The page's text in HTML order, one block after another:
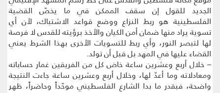
الجديد للقول إن سقف الممكن في ما يخصّ القضية
الفلسطينية هو ربط النزاع ووضع قواعد الاشتباك، لأن أي
تسوية يراد منها ضمان أمن الكيان والأخذ برؤيته للقدس لا فرصة
لها لتبصر النور، وأي ربط للتسويات الأخرى بهذا الشرط يعني
القضاء عليها في المهد بل قبل أن تولد.
– خلال أربع وعشرين ساعة خاض كل من الفريقين غمار حساباته
ومعادلاته وما أعدّ لها، وخلال أربع وعشرين ساعة جاءت النتيجة
واضحة، فبقدر ما بدا الشارع الفلسطيني موحّداً وحاضراً، ظهر